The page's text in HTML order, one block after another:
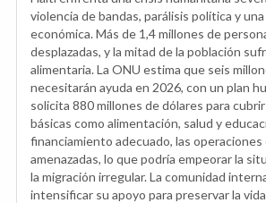
violencia de bandas, parálisis política y
económica. Más de 1,4 millones de
desplazadas, y la mitad de la población
alimentaria. La ONU estima que seis
necesitarán ayuda en 2026, con un plan
solicita 880 millones de dólares para
básicas como alimentación, salud y
financiamiento adecuado, las operaciones
amenazadas, lo que podría empeorar la
la migración irregular. La comunidad
intensificar su apoyo para preservar la